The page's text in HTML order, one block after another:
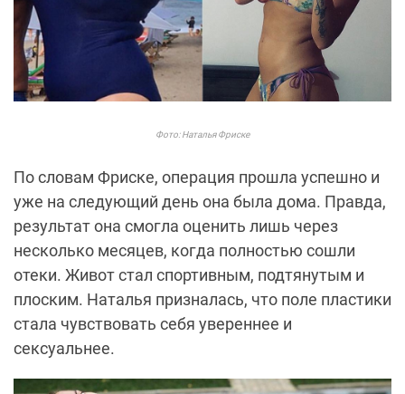
Фото: Наталья Фриске
По словам Фриске, операция прошла успешно и
уже на следующий день она была дома. Правда,
результат она смогла оценить лишь через
несколько месяцев, когда полностью сошли
отеки. Живот стал спортивным, подтянутым и
плоским. Наталья призналась, что поле пластики
стала чувствовать себя увереннее и
сексуальнее.